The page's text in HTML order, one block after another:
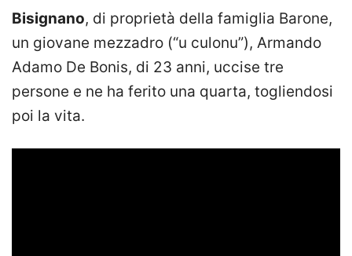
Bisignano, di proprietà della famiglia Barone,
un giovane mezzadro (“u culonu”), Armando
Adamo De Bonis, di 23 anni, uccise tre
persone e ne ha ferito una quarta, togliendosi
poi la vita.